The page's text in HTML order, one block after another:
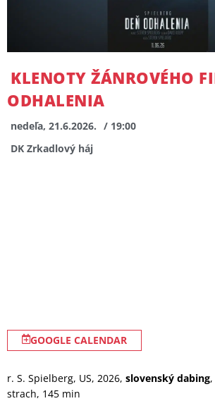
KLENOTY ŽÁNROVÉHO
ODHALENIA
nedeľa, 21.6.2026. / 19:00
DK Zrkadlový háj
GOOGLE CALENDAR
r. S. Spielberg, US, 2026, slovenský dabing
strach, 145 min